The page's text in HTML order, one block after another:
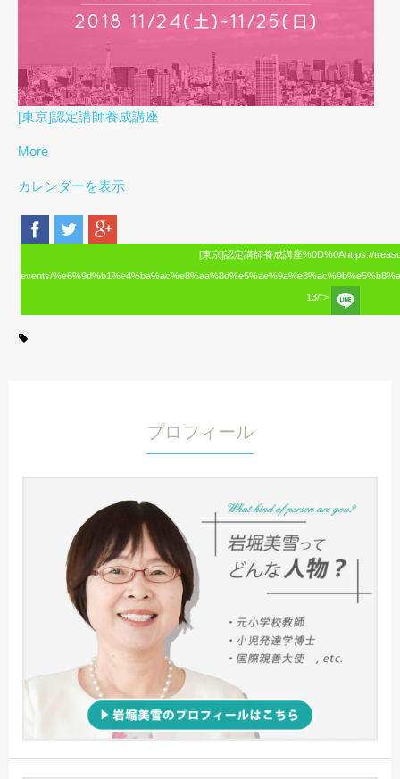
[東京]認定講師養成講座
More
カレンダーを表示
[東京]認定講師養成講座%0D%0Ahttps://
events/
13/">
プロフィール